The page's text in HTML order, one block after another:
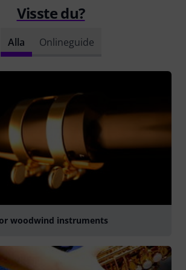
Visste du?
Alla Onlineguide
woodwind instruments